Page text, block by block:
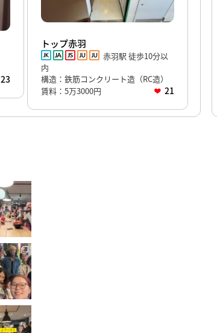
23
トップ赤羽
赤羽駅 徒歩10分以
内
構造：鉄筋コンクリート造（RC造）
賃料：5万3000円
21